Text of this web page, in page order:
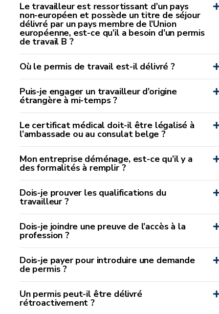
Le travailleur est ressortissant d’un pays
non-européen et possède un titre de séjour
délivré par un pays membre de l’Union
européenne, est-ce qu’il a besoin d’un permis
de travail B ?
Où le permis de travail est-il délivré ?
Puis-je engager un travailleur d’origine
étrangère à mi-temps ?
Le certificat médical doit-il être légalisé à
l’ambassade ou au consulat belge ?
Mon entreprise déménage, est-ce qu’il y a
des formalités à remplir ?
Dois-je prouver les qualifications du
travailleur ?
Dois-je joindre une preuve de l’accès à la
profession ?
Dois-je payer pour introduire une demande
de permis ?
Un permis peut-il être délivré
rétroactivement ?